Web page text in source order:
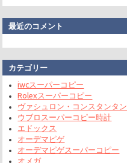
最近のコメント
カテゴリー
iwcスーパーコピー
Rolexスーパーコピー
ヴァシュロン・コンスタンタン
ウブロスーパーコピー時計
エドックス
オーデマピゲ
オーデマピゲスーパーコピー
オメガ